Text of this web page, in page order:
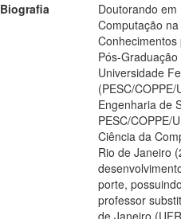
Biografia
Doutorando
Computação
Pós-
Universidade
(PESC/
Engenharia de
PESC/COPPE/
Ciência da
Rio de Janeiro
porte,
professor